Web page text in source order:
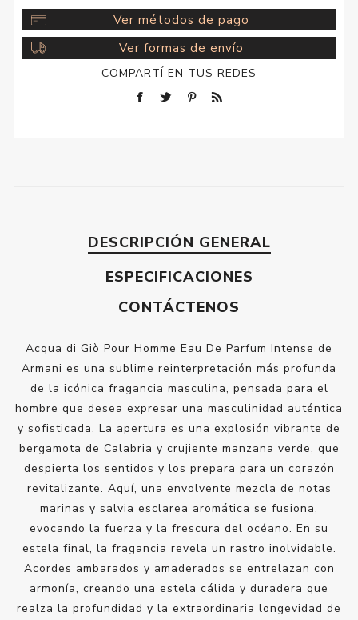
Ver métodos de pago
Ver formas de envío
COMPARTÍ EN TUS REDES
DESCRIPCIÓN GENERAL
ESPECIFICACIONES
CONTÁCTENOS
Acqua di Giò Pour Homme Eau De Parfum Intense de
Armani es una sublime reinterpretación más profunda
de la icónica fragancia masculina, pensada para el
hombre que desea expresar una masculinidad auténtica
y sofisticada. La apertura es una explosión vibrante de
bergamota de Calabria y crujiente manzana verde, que
despierta los sentidos y los prepara para un corazón
revitalizante. Aquí, una envolvente mezcla de notas
marinas y salvia esclarea aromática se fusiona,
evocando la fuerza y la frescura del océano. En su
estela final, la fragancia revela un rastro inolvidable.
Acordes ambarados y amaderados se entrelazan con
armonía, creando una estela cálida y duradera que
realza la profundidad y la extraordinaria longevidad de